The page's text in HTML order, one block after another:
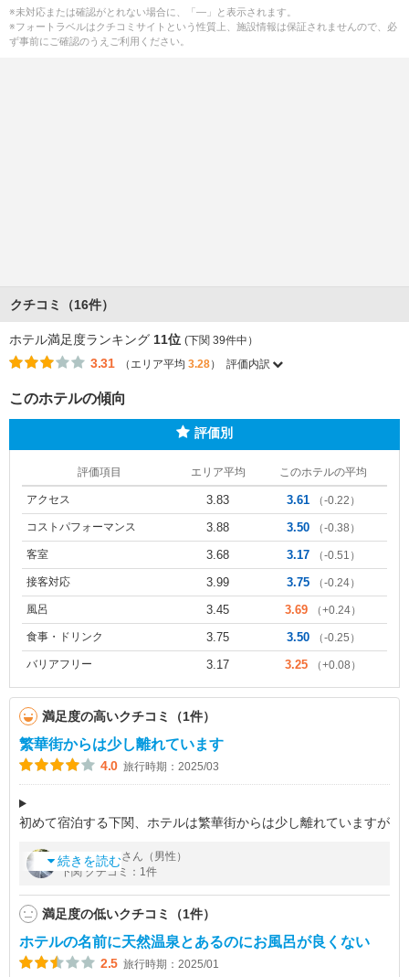
※未対応または確認がとれない場合に、「―」と表示されます。
※フォートラベルはクチコミサイトという性質上、施設情報は保証されませんので、必
ず事前にご確認のうえご利用ください。
クチコミ（16件）
ホテル満足度ランキング 11位 (下関 39件中）
3.31 （エリア平均 3.28） 評価内訳
このホテルの傾向
評価別
評価項目 エリア平均 このホテルの平均
アクセス 3.83 3.61 （-0.22）
コストパフォーマンス 3.88 3.50 （-0.38）
客室 3.68 3.17 （-0.51）
接客対応 3.99 3.75 （-0.24）
風呂 3.45 3.69 （+0.24）
食事・ドリンク 3.75 3.50 （-0.25）
バリアフリー 3.17 3.25 （+0.08）
満足度の高いクチコミ（1件）
繁華街からは少し離れています
4.0 旅行時期：2025/03
初めて宿泊する下関、ホテルは繁華街からは少し離れていますが
た。お部屋はあまり広くないですがデスクが好み、こちらのホテ
ルグループは。
お風呂
続きを読む
byなべきち さん（男性）
下関 クチコミ：1件
満足度の低いクチコミ（1件）
ホテルの名前に天然温泉とあるのにお風呂が良くない
2.5 旅行時期：2025/01